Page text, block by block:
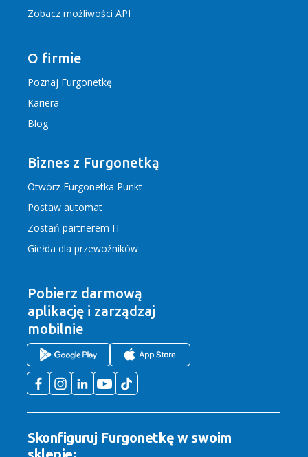
Zobacz możliwości API
O firmie
Poznaj Furgonetkę
Kariera
Blog
Biznes z Furgonetką
Otwórz Furgonetka Punkt
Postaw automat
Zostań partnerem IT
Giełda dla przewoźników
Pobierz darmową
aplikację i zarządzaj
mobilnie
Skonfiguruj Furgonetkę w swoim